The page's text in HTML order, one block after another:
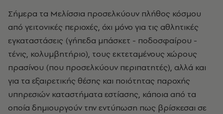
Σήμερα τα Μελίσσια προσελκύουν πλήθος κόσμου
από γειτονικές περιοχές, όχι μόνο για τις αθλητικές
εγκαταστάσεις (γήπεδα μπάσκετ - ποδοσφαίρου -
τένις, κολυμβητήριο), τους εκτεταμένους χώρους
πρασίνου (που προσελκύουν περιπατητές), αλλά και
για τα εξαιρετικής θέσης και ποιότητας παροχής
υπηρεσιών καταστήματα εστίασης, κάποια από τα
οποία δημιουργούν την εντύπωση πως βρίσκεσαι σε